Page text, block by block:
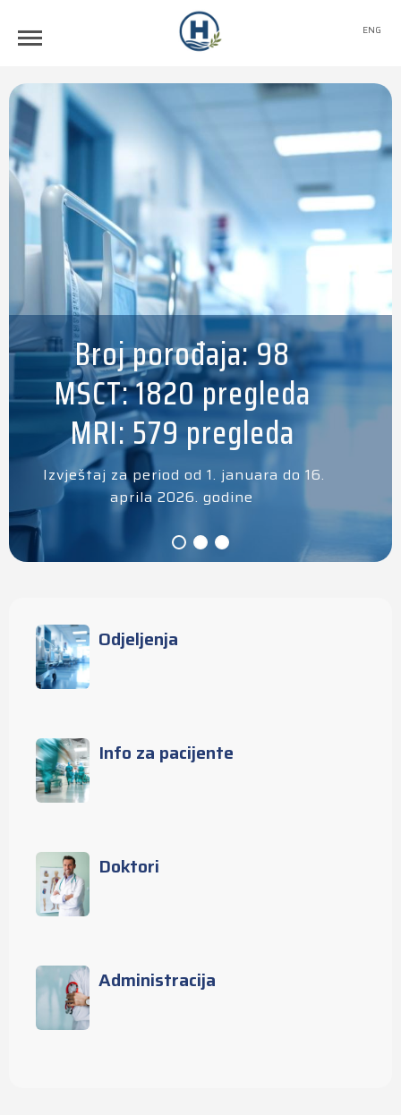
ENG
Broj porođaja: 98
MSCT: 1820 pregleda
MRI: 579 pregleda
Izvještaj za period od 1. januara do 16.
aprila 2026. godine
Odjeljenja
Info za pacijente
Doktori
Administracija